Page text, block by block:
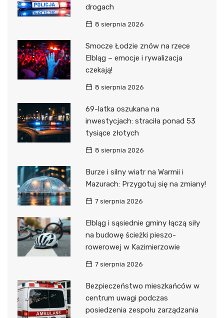
drogach
8 sierpnia 2026
Smocze Łodzie znów na rzece
Elbląg – emocje i rywalizacja
czekają!
8 sierpnia 2026
69-latka oszukana na
inwestycjach: straciła ponad 53
tysiące złotych
8 sierpnia 2026
Burze i silny wiatr na Warmii i
Mazurach: Przygotuj się na zmiany!
7 sierpnia 2026
Elbląg i sąsiednie gminy łączą siły
na budowę ścieżki pieszo-
rowerowej w Kazimierzowie
7 sierpnia 2026
Bezpieczeństwo mieszkańców w
centrum uwagi podczas
posiedzenia zespołu zarządzania